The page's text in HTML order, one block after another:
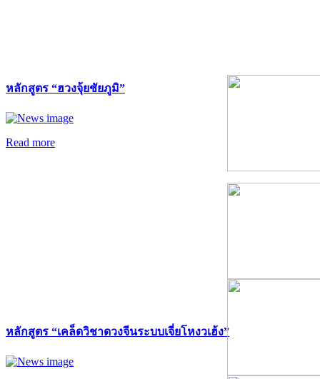
หลักสูตร “ฮวงจุ้ยชัยภูมิ”
Read more
หลักสูตร “เคล็ดวิชาดวงจีนระบบเจี่ยโหงวเฮ้ง”